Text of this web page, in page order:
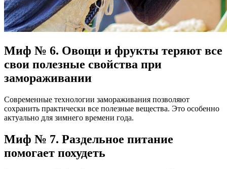
Миф № 6. Овощи и фрукты теряют все
свои полезные свойства при
замораживании
Современные технологии замораживания позволяют
сохранить практически все полезные вещества. Это особенно
актуально для зимнего времени года.
Миф № 7. Раздельное питание
помогает похудеть